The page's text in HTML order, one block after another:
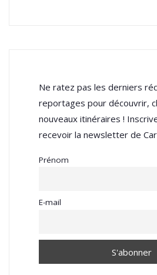
Ne ratez pas les derniers
reportages pour découvrir,
nouveaux itinéraires !
recevoir la newsletter de
Prénom
E-mail